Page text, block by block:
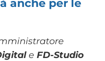
anche per le
e FD-Studio